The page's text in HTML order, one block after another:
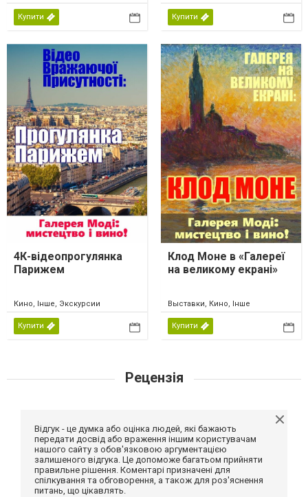
Купити Купити
4К-відеопрогулянка
Парижем
Кино, Інше, Экскурсии
Купити
Клод Моне в «Галереї
на великому екрані»
Выставки, Кино, Інше
Купити
Рецензія
Відгук - це думка або оцінка людей, які бажають
передати досвід або враження іншим користувачам
нашого сайту з обов'язковою аргументацією
залишеного відгука. Це допоможе багатьом прийняти
правильне рішення. Коментарі призначені для
спілкування та обговорення, а також для роз'яснення
питань, що цікавлять.